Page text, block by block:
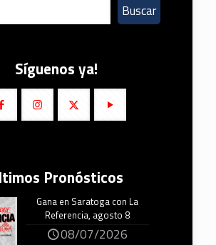
Buscar
Síguenos ya!
Pronósticos
Gana en Saratoga con La
Referencia, agosto 8
08/07/2026